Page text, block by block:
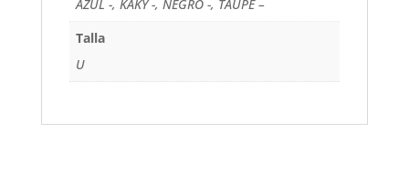
AZUL -, KAKY -, NEGRO -, TAUPE –
Talla
U